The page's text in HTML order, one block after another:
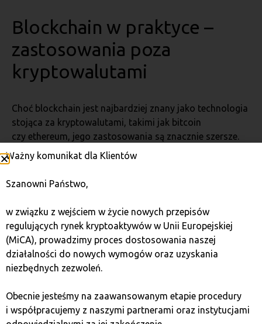
Blockchain w praktyce –
zastosowania poza
kryptowalutami
Choć blockchain jest najbardziej znany jako technologia
stojąca za kryptowalutami, takimi jak bitcoin
czy ethereum, jego zastosowania są znacznie szersze.
Oto kilka przykładów:
może przechowywać i weryfikować dane
pacjentów w sposób bezpieczny, umożliwiając
dostęp do nich jedynie upoważnionym osobom.
Śledzenie dostaw i logistyka: Dzięki
blockchainowi możliwe jest śledzenie każdego
etapu łańcucha dostaw, od produkcji
po dostarczenie do klienta, co eliminuje oszustwa
i zwiększa transparentność.
Głosowanie
: Blockchain może zostać
wykorzystany do tworzenia systemów
głosowania, które są bezpieczne i niemożliwe
Ważny komunikat dla Klientów
Szanowni Państwo,
w związku z wejściem w życie nowych przepisów
regulujących rynek kryptoaktywów w Unii Europejskiej
(MiCA), prowadzimy proces dostosowania naszej
działalności do nowych wymogów oraz uzyskania
niezbędnych zezwoleń.
Obecnie jesteśmy na zaawansowanym etapie procedury
i współpracujemy z naszymi partnerami oraz instytucjami